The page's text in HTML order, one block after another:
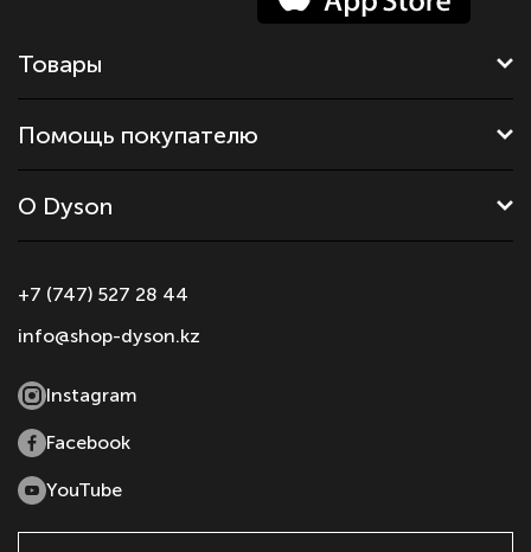
Товары
Помощь покупателю
О Dyson
+7 (747) 527 28 44
info@shop-dyson.kz
Instagram
Facebook
YouTube